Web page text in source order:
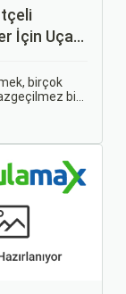
İçin Uçak
birçok
bir
seyahat
bir yoldur.